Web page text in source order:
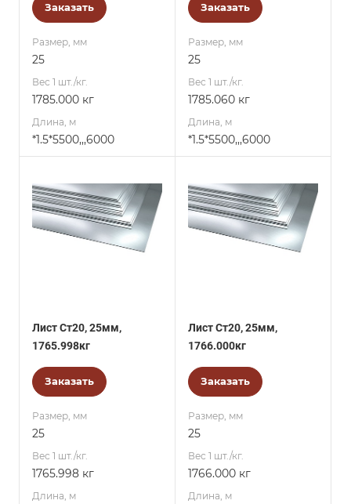
Заказать
Размер, мм
25
Вес 1 шт./кг.
1785.000 кг
Длина, м
*1.5*5500,,,6000
Заказать
Размер, мм
25
Вес 1 шт./кг.
1785.060 кг
Длина, м
*1.5*5500,,,6000
Лист Ст20, 25мм,
1765.998кг
Заказать
Размер, мм
25
Вес 1 шт./кг.
1765.998 кг
Длина, м
Лист Ст20, 25мм,
1766.000кг
Заказать
Размер, мм
25
Вес 1 шт./кг.
1766.000 кг
Длина, м